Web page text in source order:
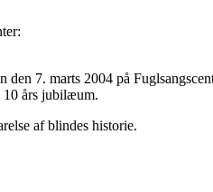
den 7. marts 2004 på
10 års jubilæum.
af blindes historie.